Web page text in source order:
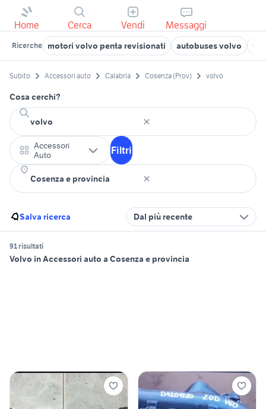
Home Cerca Vendi Messaggi
Ricerche motori volvo penta revisionati autobuses volvo
Subito Accessori auto Calabria Cosenza (Prov) volvo
Cosa cerchi?
Accessori
Auto
Filtri
Salva ricerca Dal più recente
91 risultati
Volvo in Accessori auto a Cosenza e provincia